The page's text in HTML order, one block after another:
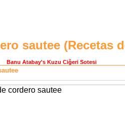
sautee (Recetas
Banu Atabay's Kuzu Ciğeri Sotesi